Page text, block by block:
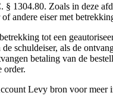
1304.80. Zoals in deze
andere eiser met
tot een
schuldeiser, als de
betaling van de
order.
Levy bron voor meer